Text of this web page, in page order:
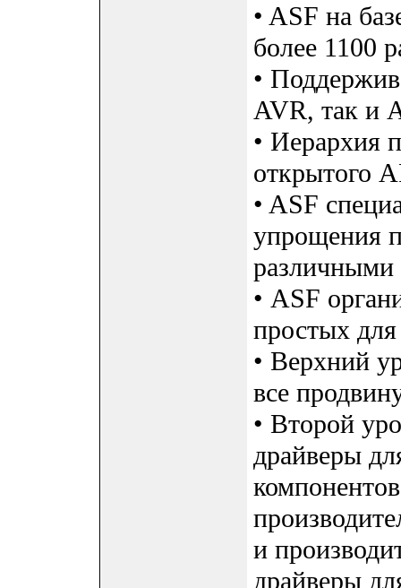
• ASF на
более 1100
•
AVR, так и
• Иерархия
открытого
• ASF
упрощения
различными
• ASF
простых
• Верхний
все
• Второй
драйверы
и
драйверы